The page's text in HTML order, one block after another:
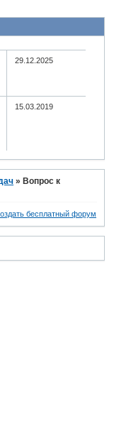
29.12.2025
15.03.2019
» Вопрос к
бесплатный форум